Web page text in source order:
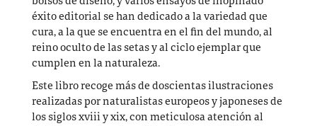
éxito editorial se han dedicado a la variedad que
cura, a la que se encuentra en el fin del mundo, al
reino oculto de las setas y al ciclo ejemplar que
cumplen en la naturaleza.
Este libro recoge más de doscientas ilustraciones
realizadas por naturalistas europeos y japoneses de
los siglos xviii y xix, con meticulosa atención al